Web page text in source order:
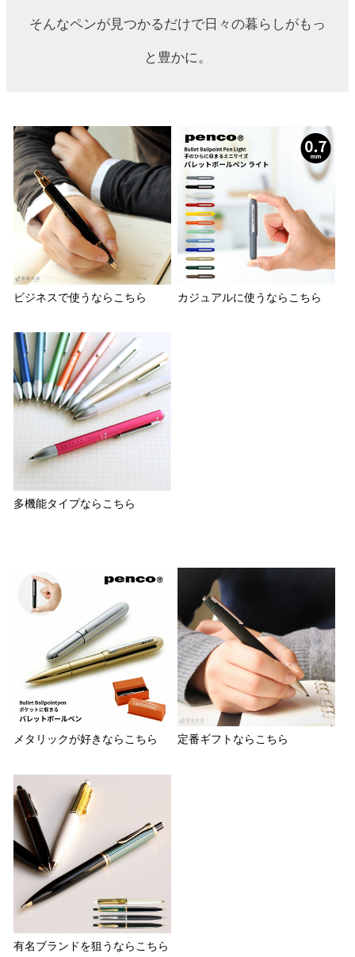
そんなペンが見つかるだけで日々の暮らしがもっ
と豊かに。
ビジネスで使うならこちら カジュアルに使うならこちら
多機能タイプならこちら
メタリックが好きならこちら 定番ギフトならこちら
有名ブランドを狙うならこちら